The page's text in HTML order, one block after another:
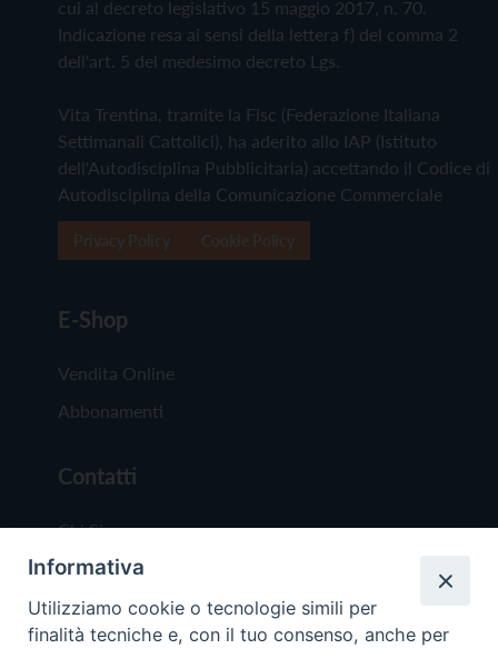
cui al decreto legislativo 15 maggio 2017, n. 70.
Indicazione resa ai sensi della lettera f) del comma 2
dell'art. 5 del medesimo decreto Lgs.
Vita Trentina, tramite la Fisc (Federazione Italiana
Settimanali Cattolici), ha aderito allo IAP (Istituto
dell'Autodisciplina Pubblicitaria) accettando il Codice di
Autodisciplina della Comunicazione Commerciale
E-Shop
Vendita Online
Abbonamenti
Contatti
Chi Siamo
Redazione
Scrivici
Informativa
Utilizziamo cookie o tecnologie simili per
finalità tecniche e, con il tuo consenso, anche per